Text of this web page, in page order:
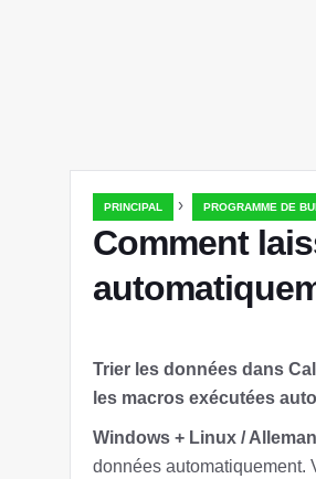
PRINCIPAL › PROGRAMME DE
Comment
Trier les données dans
les macros exécutées
Windows + Linux /
données automatiquement.